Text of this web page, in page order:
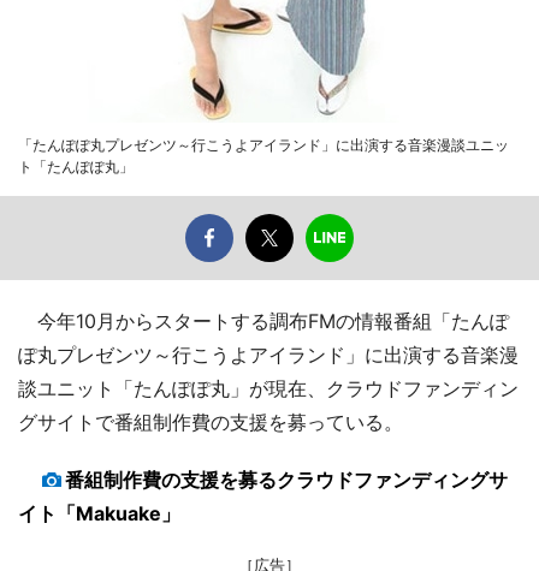
「たんぽぽ丸プレゼンツ～行こうよアイランド」に出演する音楽漫談ユニッ
ト「たんぽぽ丸」
今年10月からスタートする調布FMの情報番組「たんぽ
ぽ丸プレゼンツ～行こうよアイランド」に出演する音楽漫
談ユニット「たんぽぽ丸」が現在、クラウドファンディン
グサイトで番組制作費の支援を募っている。
番組制作費の支援を募るクラウドファンディングサ
イト「Makuake」
［広告］